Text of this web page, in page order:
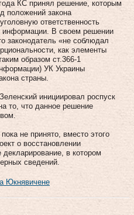
КС принял решение, которым
положений закона
ответственность
информации. В своем решении
законодатель «не соблюдал
как элементы
образом ст.366-1
УК Украины
страны.
инициировал роспуск
то, что данное решение
не принято, вместо этого
о восстановлении
декларирование, в котором
сведений.
Юкнявичене